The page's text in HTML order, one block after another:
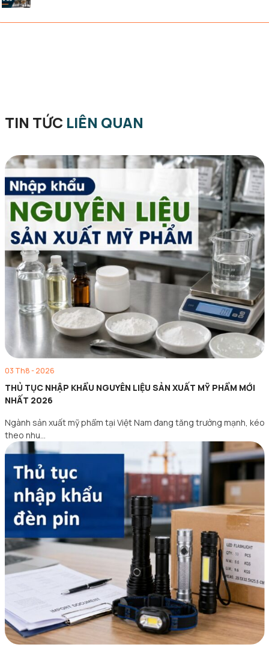
TIN TỨC LIÊN QUAN
03 Th8 - 2026
THỦ TỤC NHẬP KHẨU NGUYÊN LIỆU SẢN XUẤT MỸ PHẨM MỚI
NHẤT 2026
Ngành sản xuất mỹ phẩm tại Việt Nam đang tăng trưởng mạnh, kéo
theo nhu…